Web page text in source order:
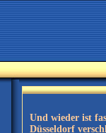
Und wieder ist
Düsseldorf